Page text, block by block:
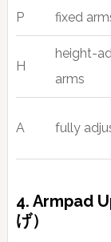
P fixed
H
height-
arms
A fully
4. Armpad
げ）